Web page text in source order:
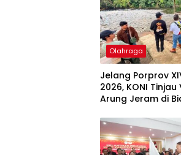
Olahraga
Jelang Porprov
2026, KONI Tinjau
Arung Jeram di